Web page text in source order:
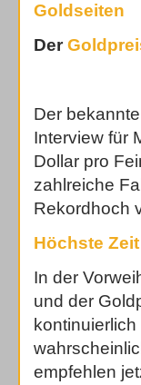
Goldseiten
Der
Der
Interview für
Dollar pro
zahlreiche
Rekordhoch
Höchste
In der
und der
empfehlen